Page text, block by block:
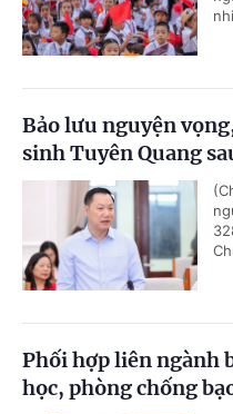
Bảo lưu nguyện
sinh Tuyên Quang
Phối hợp liên ngành
học, phòng chống